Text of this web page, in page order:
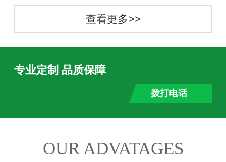
查看更多>>
专业定制 品质保障
拨打电话
OUR ADVATAGES